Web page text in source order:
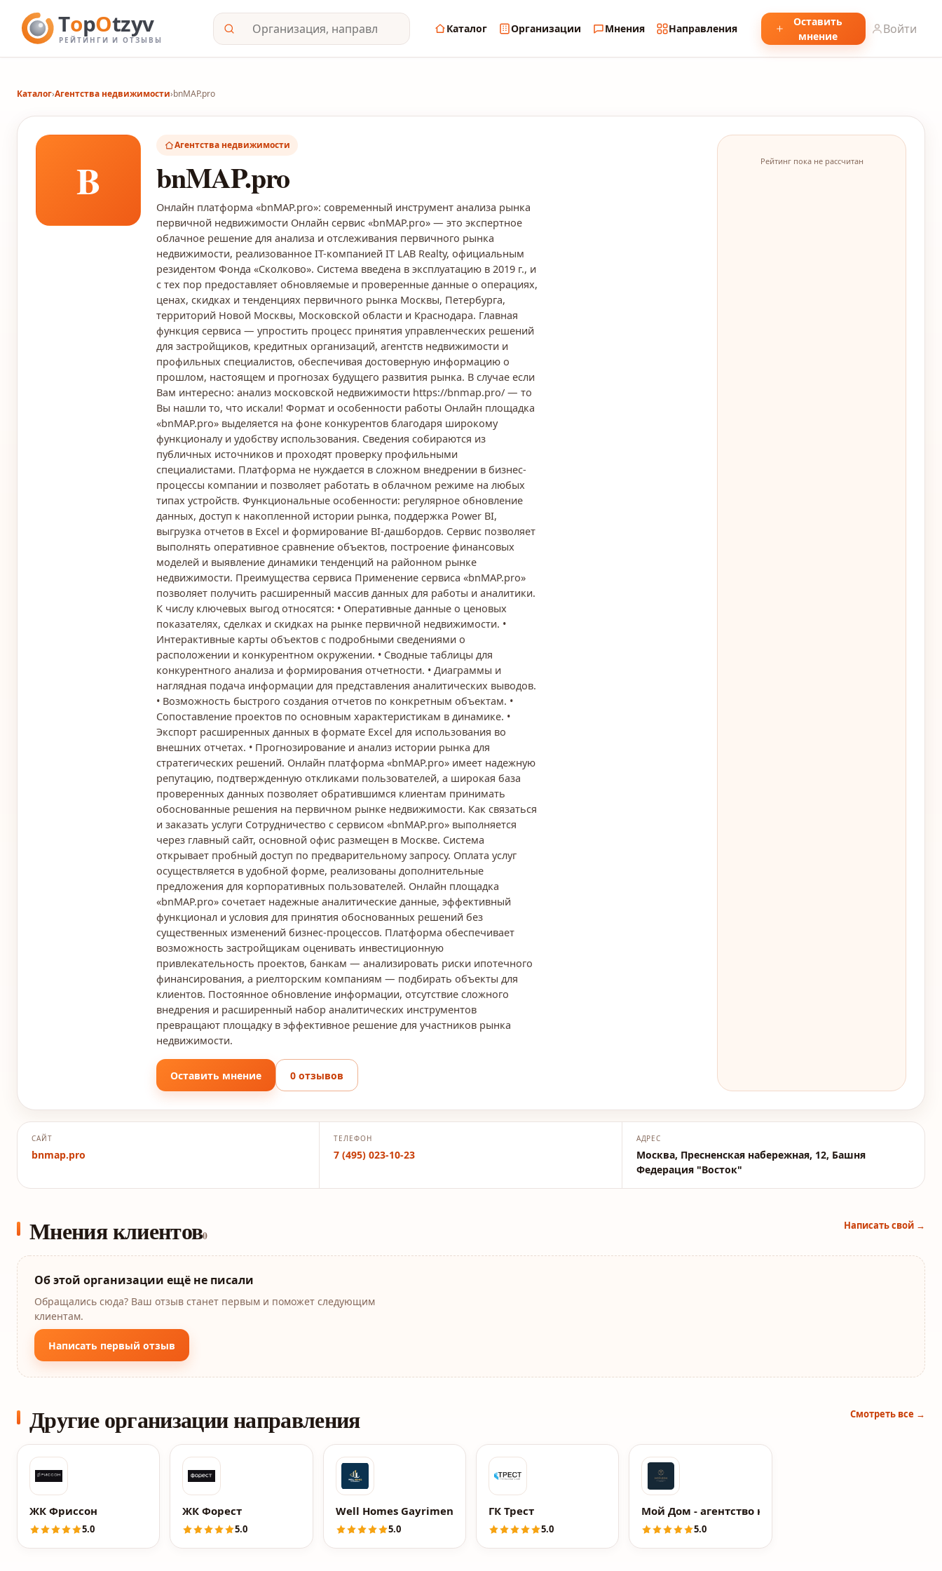
Каталог Организации Мнения Направления
Оставить
мнение
Войти
Каталог›Агентства недвижимости›bnMAP.pro
B
Агентства недвижимости
bnMAP.pro
Онлайн платформа «bnMAP.pro»: современный инструмент анализа рынка
первичной недвижимости Онлайн сервис «bnMAP.pro» — это экспертное
облачное решение для анализа и отслеживания первичного рынка
недвижимости, реализованное IT-компанией IT LAB Realty, официальным
резидентом Фонда «Сколково». Система введена в эксплуатацию в 2019 г., и
с тех пор предоставляет обновляемые и проверенные данные о операциях,
ценах, скидках и тенденциях первичного рынка Москвы, Петербурга,
территорий Новой Москвы, Московской области и Краснодара. Главная
функция сервиса — упростить процесс принятия управленческих решений
для застройщиков, кредитных организаций, агентств недвижимости и
профильных специалистов, обеспечивая достоверную информацию о
прошлом, настоящем и прогнозах будущего развития рынка. В случае если
Вам интересно: анализ московской недвижимости https://bnmap.pro/ — то
Вы нашли то, что искали! Формат и особенности работы Онлайн площадка
«bnMAP.pro» выделяется на фоне конкурентов благодаря широкому
функционалу и удобству использования. Сведения собираются из
публичных источников и проходят проверку профильными
специалистами. Платформа не нуждается в сложном внедрении в бизнес-
процессы компании и позволяет работать в облачном режиме на любых
типах устройств. Функциональные особенности: регулярное обновление
данных, доступ к накопленной истории рынка, поддержка Power BI,
выгрузка отчетов в Excel и формирование BI-дашбордов. Сервис позволяет
выполнять оперативное сравнение объектов, построение финансовых
моделей и выявление динамики тенденций на районном рынке
недвижимости. Преимущества сервиса Применение сервиса «bnMAP.pro»
позволяет получить расширенный массив данных для работы и аналитики.
К числу ключевых выгод относятся: • Оперативные данные о ценовых
показателях, сделках и скидках на рынке первичной недвижимости. •
Интерактивные карты объектов с подробными сведениями о
расположении и конкурентном окружении. • Сводные таблицы для
конкурентного анализа и формирования отчетности. • Диаграммы и
наглядная подача информации для представления аналитических выводов.
• Возможность быстрого создания отчетов по конкретным объектам. •
Сопоставление проектов по основным характеристикам в динамике. •
Экспорт расширенных данных в формате Excel для использования во
внешних отчетах. • Прогнозирование и анализ истории рынка для
стратегических решений. Онлайн платформа «bnMAP.pro» имеет надежную
репутацию, подтвержденную откликами пользователей, а широкая база
проверенных данных позволяет обратившимся клиентам принимать
обоснованные решения на первичном рынке недвижимости. Как связаться
и заказать услуги Сотрудничество с сервисом «bnMAP.pro» выполняется
через главный сайт, основной офис размещен в Москве. Система
открывает пробный доступ по предварительному запросу. Оплата услуг
осуществляется в удобной форме, реализованы дополнительные
предложения для корпоративных пользователей. Онлайн площадка
«bnMAP.pro» сочетает надежные аналитические данные, эффективный
функционал и условия для принятия обоснованных решений без
существенных изменений бизнес-процессов. Платформа обеспечивает
возможность застройщикам оценивать инвестиционную
привлекательность проектов, банкам — анализировать риски ипотечного
финансирования, а риелторским компаниям — подбирать объекты для
клиентов. Постоянное обновление информации, отсутствие сложного
внедрения и расширенный набор аналитических инструментов
превращают площадку в эффективное решение для участников рынка
недвижимости.
Оставить мнение 0 отзывов
Рейтинг пока не рассчитан
САЙТ
bnmap.pro
ТЕЛЕФОН
7 (495) 023-10-23
АДРЕС
Москва, Пресненская набережная, 12, Башня
Федерация "Восток"
Мнения клиентов0
Написать свой →
Об этой организации ещё не писали
Обращались сюда? Ваш отзыв станет первым и поможет следующим
клиентам.
Написать первый отзыв
Другие организации направления Смотреть все →
ЖК Фриссон
5.0
ЖК Форест
5.0
Well Homes Gayrimenkul
5.0
ГК Трест
5.0
Мой Дом - агентство недвижимости
5.0